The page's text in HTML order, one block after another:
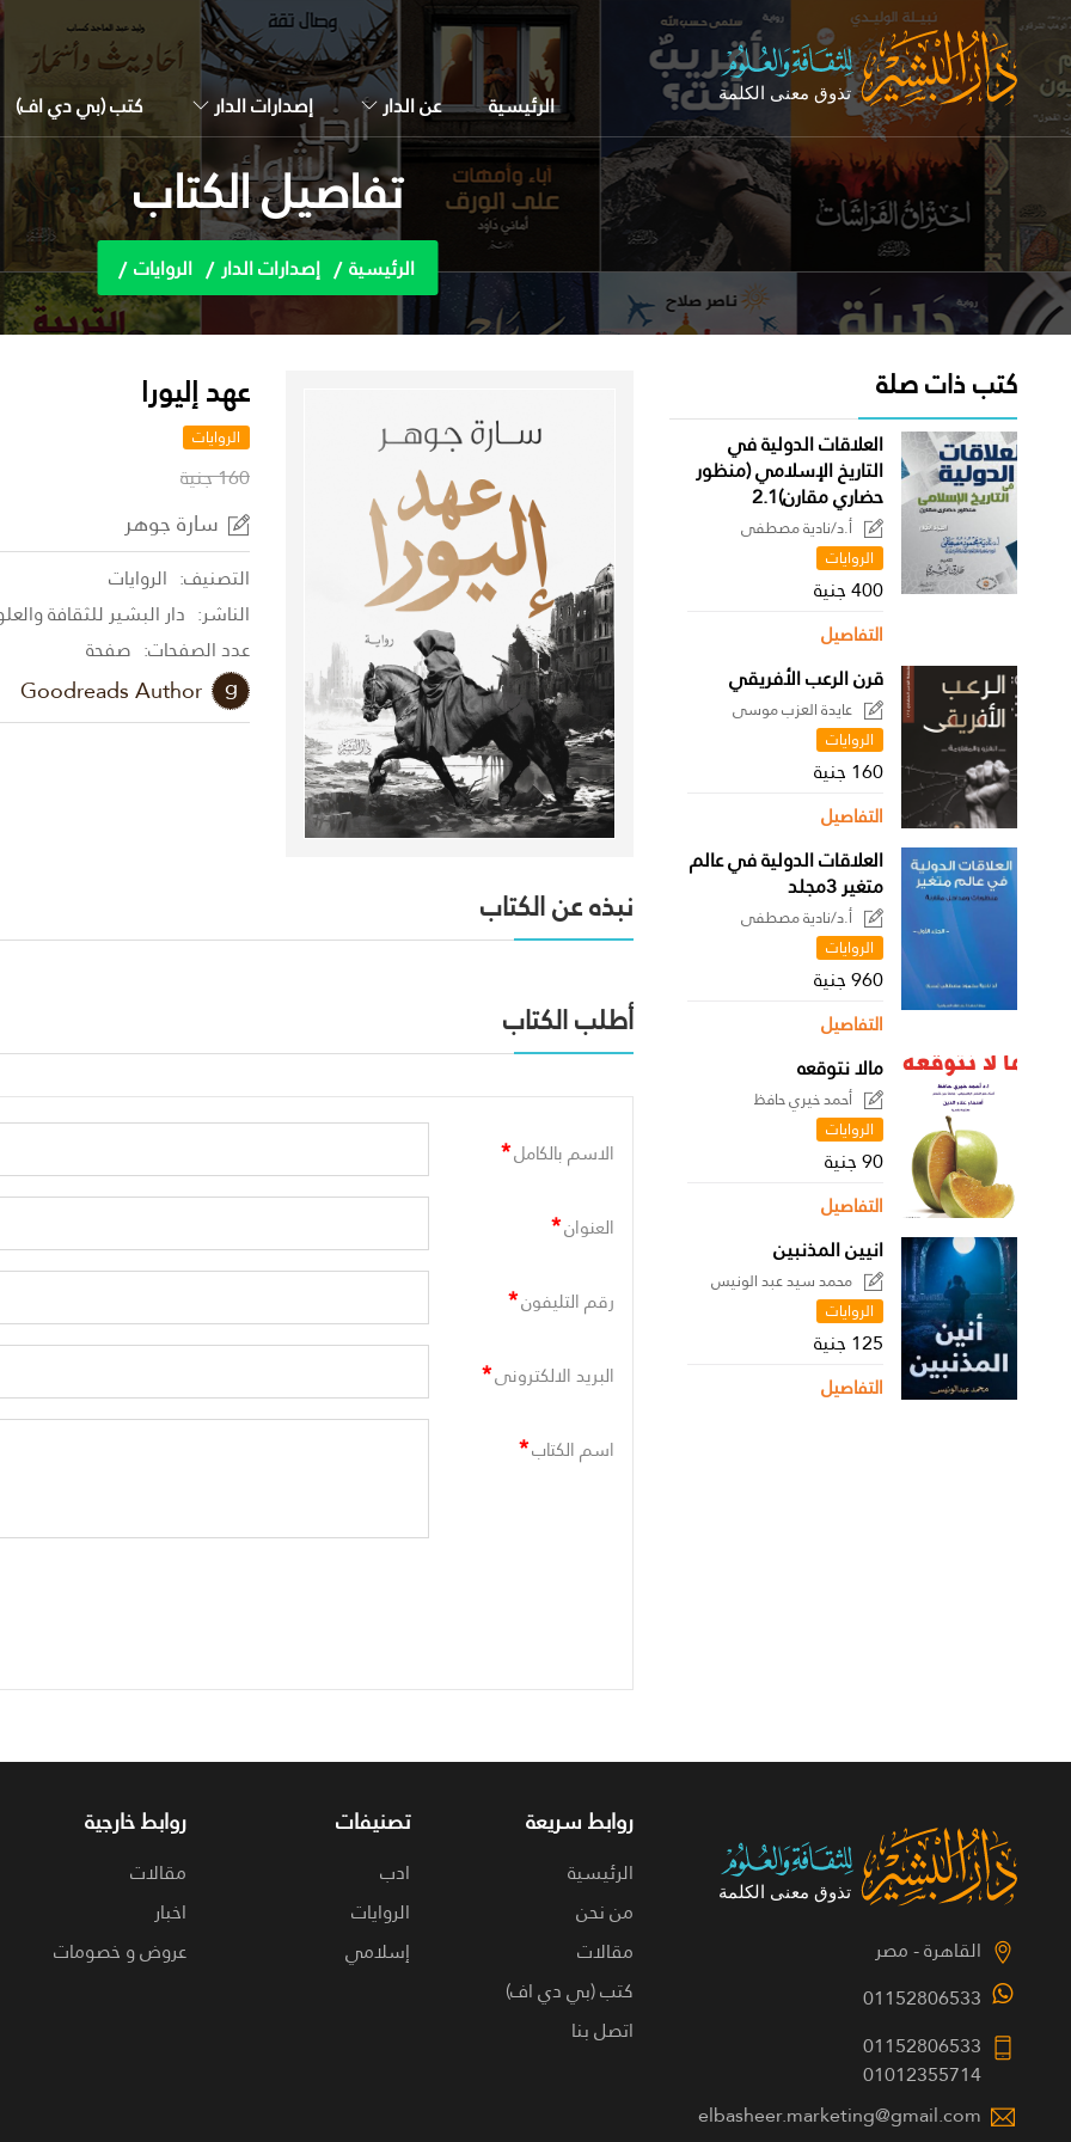
الرئيسية عن الدار إصدارات الدار كتب (بي دي اف)
تفاصيل الكتاب
الرئيسية إصدارات الدار الروايات
كتب ذات صلة
العلاقات الدولية في
التاريخ الإسلامي (منظور
حضاري مقارن)2.1
أ.د/نادية مصطفى
الروايات
400 جنية
التفاصيل
قرن الرعب الأفريقي
عايدة العزب موسى
الروايات
160 جنية
التفاصيل
العلاقات الدولية في عالم
متغير 3مجلد
أ.د/نادية مصطفى
الروايات
960 جنية
التفاصيل
مالا نتوقعه
أحمد خيري حافظ
الروايات
90 جنية
التفاصيل
انيين المذنبين
محمد سيد عبد الونيس
الروايات
125 جنية
التفاصيل
عهد إليورا
الروايات
160 جنية
سارة جوهر
التصنيف: الروايات
الناشر: دار البشير للثقافة
عدد الصفحات: صفحة
Goodreads Author
نبذه عن الكتاب
أطلب الكتاب
الاسم بالكامل*
العنوان*
رقم التليفون*
البريد الالكترونى*
اسم الكتاب*
القاهرة - مصر
01152806533
01152806533
01012355714
elbasheer.marketing@gmail.com
روابط سريعة
الرئيسية
من نحن
مقالات
كتب (بي دي اف)
اتصل بنا
تصنيفات
ادب
الروايات
إسلامي
روابط خارجية
مقالات
اخبار
عروض و خصومات